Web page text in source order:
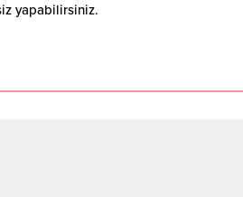
yapabilirsiniz.